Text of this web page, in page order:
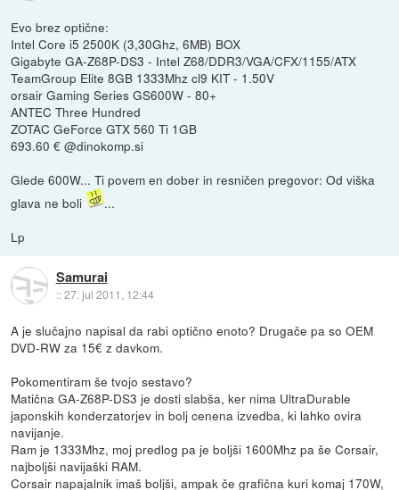
Evo brez optične:
Intel Core i5 2500K (3,30Ghz, 6MB) BOX
Gigabyte GA-Z68P-DS3 - Intel Z68/DDR3/VGA/CFX/1155/ATX
TeamGroup Elite 8GB 1333Mhz cl9 KIT - 1.50V
orsair Gaming Series GS600W - 80+
ANTEC Three Hundred
ZOTAC GeForce GTX 560 Ti 1GB
693.60 € @dinokomp.si
Glede 600W... Ti povem en dober in resničen pregovor: Od viška
glava ne boli
...
Lp
Samurai
::27. jul 2011, 12:44
A je slučajno napisal da rabi optično enoto? Drugače pa so OEM
DVD-RW za 15€ z davkom.
Pokomentiram še tvojo sestavo?
Matična GA-Z68P-DS3 je dosti slabša, ker nima UltraDurable
japonskih konderzatorjev in bolj cenena izvedba, ki lahko ovira
navijanje.
Ram je 1333Mhz, moj predlog pa je boljši 1600Mhz pa še Corsair,
najboljši navijaški RAM.
Corsair napajalnik imaš boljši, ampak če grafična kuri komaj 170W,